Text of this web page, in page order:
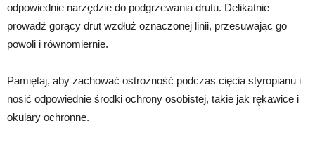
odpowiednie narzędzie do podgrzewania drutu. Delikatnie
prowadź gorący drut wzdłuż oznaczonej linii, przesuwając go
powoli i równomiernie.
Pamiętaj, aby zachować ostrożność podczas cięcia styropianu i
nosić odpowiednie środki ochrony osobistej, takie jak rękawice i
okulary ochronne.